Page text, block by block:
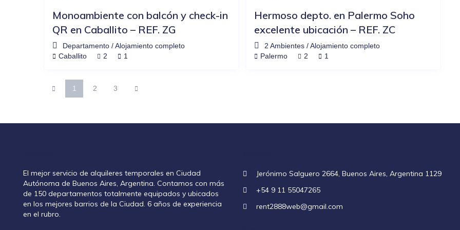
Monoambiente con balcón y check-in
QR en Caballito – REF. ZG
Departamento /Alojamiento completo
Caballito
2 1
Hermoso depto. en Palermo Soho
excelente ubicación – REF. ZC
2 Ambientes /Alojamiento completo
Palermo
2 1
1 2 3
El mejor servicio de alquileres temporales en Ciudad
Autónoma de Buenos Aires, Argentina. Contamos con más
de 150 departamentos totalmente equipados y ubicados
en los mejores barrios de la Ciudad. 6 años de experiencia
en el rubro.
Jerónimo Salguero 2664, Buenos Aires, Argentina 1129
+54 9 11 55047265
rent2888web@gmail.com